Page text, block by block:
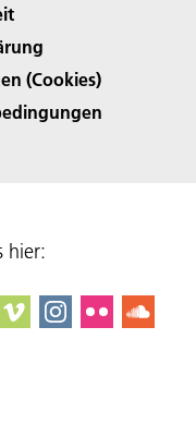
(Cookies)
hier: